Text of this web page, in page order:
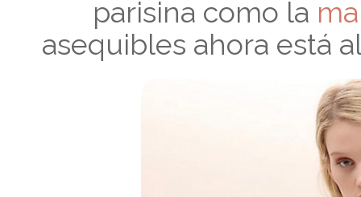
parisina como la
asequibles ahora está